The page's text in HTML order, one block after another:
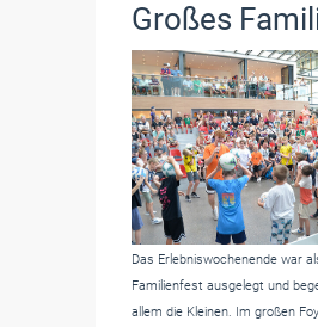
Großes
Das Erlebniswochenende war
Familienfest ausgelegt und
allem die Kleinen. Im großen